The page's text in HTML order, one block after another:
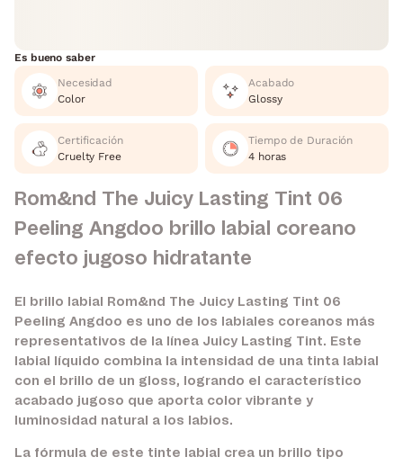
Es bueno saber
Necesidad
Color
Acabado
Glossy
Certificación
Cruelty Free
Tiempo de Duración
4 horas
Rom&nd The Juicy Lasting Tint 06
Peeling Angdoo brillo labial coreano
efecto jugoso hidratante
El brillo labial Rom&nd The Juicy Lasting Tint 06
Peeling Angdoo es uno de los labiales coreanos más
representativos de la línea Juicy Lasting Tint. Este
labial líquido combina la intensidad de una tinta labial
con el brillo de un gloss, logrando el característico
acabado jugoso que aporta color vibrante y
luminosidad natural a los labios.
La fórmula de este tinte labial crea un brillo tipo